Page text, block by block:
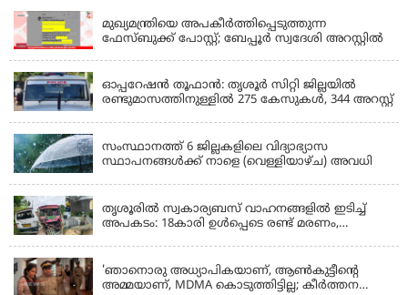
മുഖ്യമന്ത്രിയെ അപകീർത്തിപ്പെടുത്തുന്ന
ഫേസ്‌ബുക്ക് പോസ്റ്റ്; ബേപ്പൂർ സ്വദേശി അറസ്റ്റിൽ
ഓപ്പറേഷൻ തൂഫാൻ: തൃശൂർ സിറ്റി ജില്ലയിൽ
രണ്ടുമാസത്തിനുള്ളിൽ 275 കേസുകൾ, 344 അറസ്റ്റ്
സംസ്ഥാനത്ത് 6 ജില്ലകളിലെ വിദ്യാഭ്യാസ
സ്ഥാപനങ്ങൾക്ക് നാളെ (വെള്ളിയാഴ്ച) അവധി
തൃശൂരിൽ സ്വകാര്യബസ് വാഹനങ്ങളില്‍ ഇടിച്ച്
അപകടം: 18കാരി ഉൾപ്പെടെ രണ്ട് മരണം,
'ഞാനൊരു അധ്യാപികയാണ്, ആണ്‍കുട്ടീന്റെ
അമ്മയാണ്‌, MDMA കൊടുത്തിട്ടില്ല; കീർത്തന